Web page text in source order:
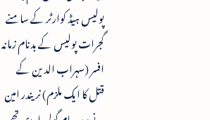
پولیس ہیڈ کوارٹر کے سامنے
گجرات پولیس کے بدنام زمانہ
افسر (سہراب الدین کے
قتل کا ایک ملزم) نریندر امین